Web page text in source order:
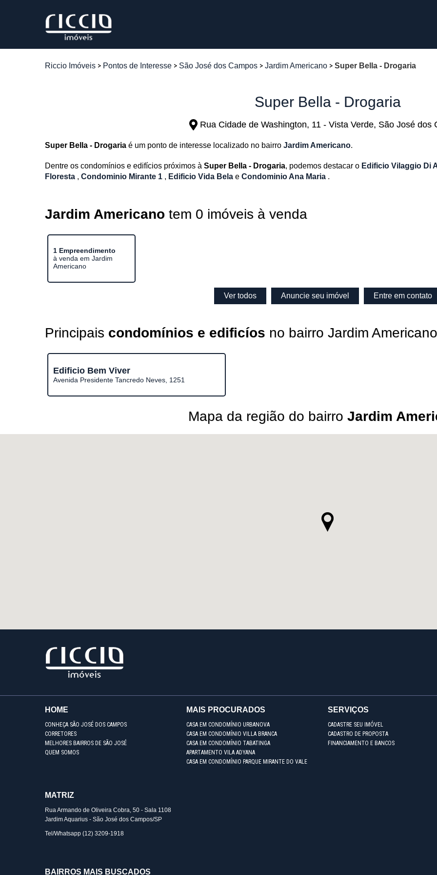
Riccio Imóveis Pontos de Interesse São José dos Campos Jardim Americano Super Bella - Drogaria
Super Bella - Drogaria
Rua Cidade de Washington, 11 - Vista Verde, São José dos
Super Bella - Drogaria é um ponto de interesse localizado no bairro Jardim Americano.
Dentre os condomínios e edifícios próximos à Super Bella - Drogaria, podemos destacar o Edificio Vilaggio Di
Floresta , Condominio Mirante 1 , Edificio Vida Bela e Condominio Ana Maria .
Jardim Americano tem 0 imóveis à venda
1 Empreendimento
à venda em Jardim
Americano
Ver todos Anuncie seu imóvel Entre em contato
Principais condomínios e edificíos no bairro Jardim Americano
Edificio Bem Viver
Avenida Presidente Tancredo Neves, 1251
Mapa da região do bairro Jardim
HOME
CONHEÇA SÃO JOSÉ DOS CAMPOS
CORRETORES
MELHORES BAIRROS DE SÃO JOSÉ
QUEM SOMOS
MAIS PROCURADOS
CASA EM CONDOMÍNIO URBANOVA
CASA EM CONDOMÍNIO VILLA BRANCA
CASA EM CONDOMÍNIO TABATINGA
APARTAMENTO VILA ADYANA
CASA EM CONDOMÍNIO PARQUE MIRANTE DO VALE
SERVIÇOS
CADASTRE SEU IMÓVEL
CADASTRO DE PROPOSTA
FINANCIAMENTO E BANCOS
MATRIZ
Rua Armando de Oliveira Cobra, 50 - Sala 1108
Jardim Aquarius - São José dos Campos/SP
Tel/Whatsapp (12) 3209-1918
BAIRROS MAIS BUSCADOS